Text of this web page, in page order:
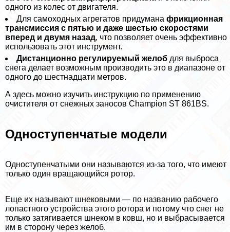
одного из колес от двигателя.
Для самоходных агрегатов придумана фрикционная
трaнcмиссия с пятью и даже шестью скоростями
вперед и двумя назад, что позволяет очень эффективно
использовать этот инструмент.
Дистанционно регулируемый желоб для выброса
снега делает возможным производить это в диапазоне от
одного до шестнадцати метров.
А здесь можно изучить инструкцию по применению
очистителя от снежных заносов Сhampion ST 861BS.
Одноступенчатые модели
Одноступенчатыми они называются из-за того, что имеют
только один вращающийся ротор.
Еще их называют шнековыми — по названию рабочего
лопастного устройства этого ротора и потому что снег не
только затягивается шнеком в ковш, но и выбрасывается
им в сторону через желоб.